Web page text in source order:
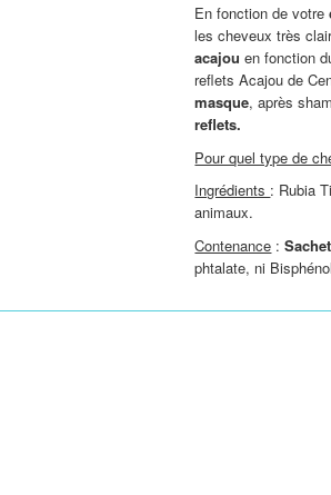
En fonction de votre
les cheveux très
acajou en fonction
reflets Acajou de
masque, après
reflets.
Pour quel type de
Ingrédients : Rubia
animaux.
Contenance :
phtalate, ni